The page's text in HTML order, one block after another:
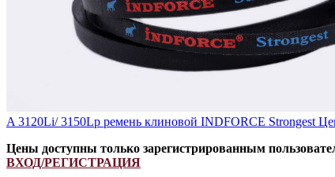
A 3120Li/ 3150Lp ремень клиновой INDFORCE Strongest
Цены доступны только зарегистрированным
ВХОД/РЕГИСТРАЦИЯ